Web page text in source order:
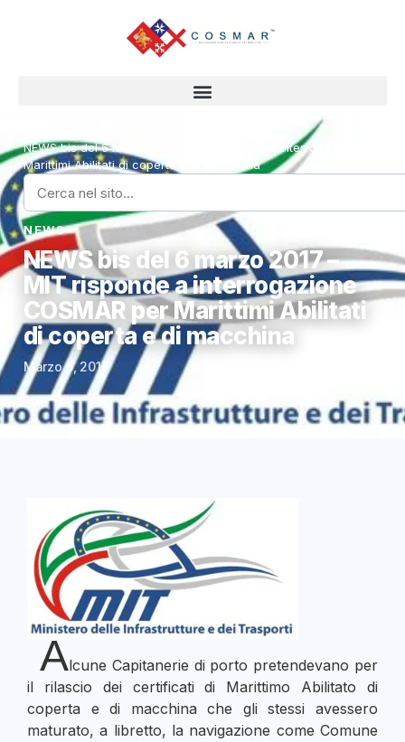
NEWS bis del 6 marzo 2017 – MIT risponde a interrogazione
Marittimi Abilitati di coperta e di macchina
NEWS
NEWS bis del 6 marzo 2017 –
MIT risponde a interrogazione
COSMAR per Marittimi Abilitati
di coperta e di macchina
Marzo 6, 2017
Alcune Capitanerie di porto pretendevano per
il rilascio dei certificati di Marittimo Abilitato di
coperta e di macchina che gli stessi avessero
maturato, a libretto, la navigazione come Comune